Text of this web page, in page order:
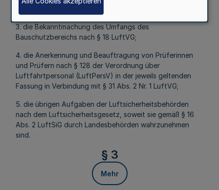
3. die Bekanntmachung des Umfangs des
Bauschutzbereichs nach § 18 LuftVG;
4. die Anerkennung und Beauftragung von Prüferinnen
und Prüfern nach § 128 der Verordnung über
Luftfahrtpersonal (LuftPersV) in der jeweils geltenden
Fassung in Verbindung mit § 31 Abs. 2 Nr. 1 LuftVG;
5. die übrigen Aufgaben der Luftsicherheitsbehörden
nach dem Luftsicherheitsgesetz, soweit sie gemäß § 16
Abs. 2 LuftSiG durch Landesbehörden wahrzunehmen
sind.
§ 3
Mehr